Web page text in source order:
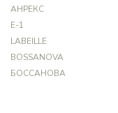
АНРЕКС
Е-1
LABEILLE
BOSSANOVA
БОССАНОВА